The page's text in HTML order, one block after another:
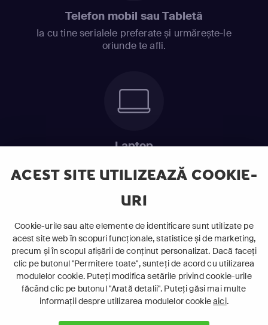
ACEST SITE UTILIZEAZĂ COOKIE-
URI
Cookie-urile sau alte elemente de identificare sunt utilizate pe
acest site web în scopuri funcționale, statistice și de marketing,
precum și în scopul afișării de conținut personalizat. Dacă faceți
clic pe butonul "Permitere toate", sunteți de acord cu utilizarea
modulelor cookie. Puteți modifica setările privind cookie-urile
făcând clic pe butonul "Arată detalii". Puteți găsi mai multe
informații despre utilizarea modulelor cookieaici.
Telefon mobil sau Tabletă
Ia cu tine serialele preferate și urmărește-le
oriunde te afli.
Laptop
ABONEAZĂ-TE ACUM
Cerințe de sistem